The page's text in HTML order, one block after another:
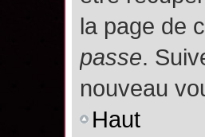
la page de
passe.
nouveau
Haut